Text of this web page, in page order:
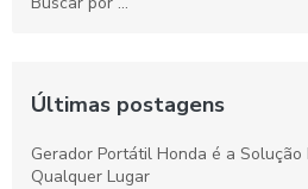
Últimas postagens
Gerador Portátil Honda é a Solução
Qualquer Lugar